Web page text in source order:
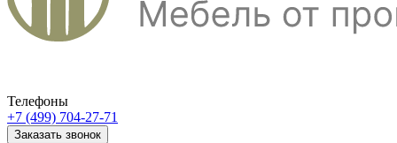
Телефоны
+7 (499) 704-27-71
Заказать звонок